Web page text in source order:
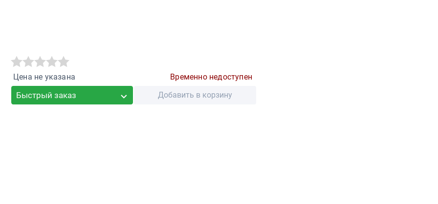
Цена не указана Временно недоступен
Быстрый заказ Добавить в корзину